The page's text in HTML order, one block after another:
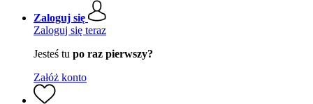
Zaloguj się
Zaloguj się teraz
Jesteś tu po raz pierwszy?
Załóż konto